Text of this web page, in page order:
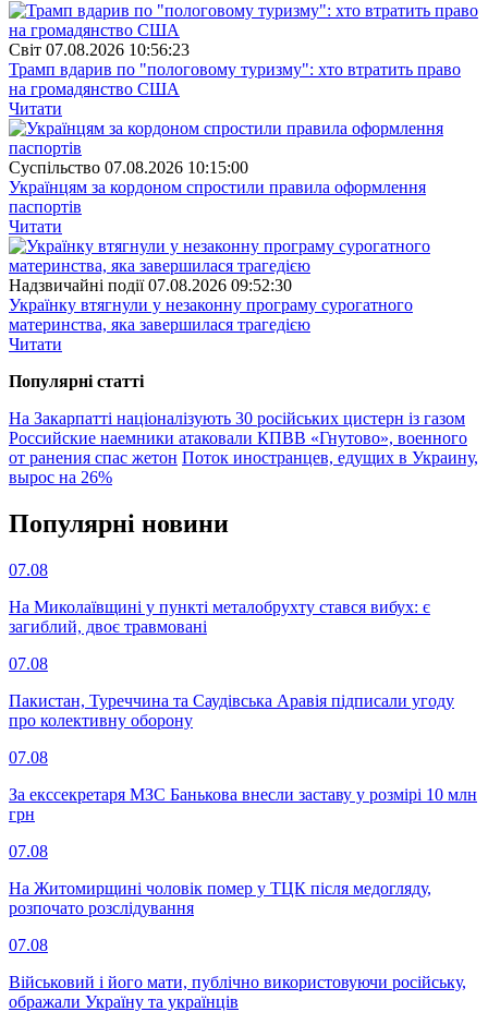
Свiт 07.08.2026 10:56:23
Трамп вдарив по "пологовому туризму": хто втратить право
на громадянство США
Читати
Суспiльство 07.08.2026 10:15:00
Українцям за кордоном спростили правила оформлення
паспортів
Читати
Надзвичайні події 07.08.2026 09:52:30
Українку втягнули у незаконну програму сурогатного
материнства, яка завершилася трагедією
Читати
Популярнi статтi
На Закарпатті націоналізують 30 російських цистерн із газом
Российские наемники атаковали КПВВ «Гнутово», военного
от ранения спас жетон Поток иностранцев, едущих в Украину,
вырос на 26%
Популярнi новини
07.08
На Миколаївщині у пункті металобрухту стався вибух: є
загиблий, двоє травмовані
07.08
Пакистан, Туреччина та Саудівська Аравія підписали угоду
про колективну оборону
07.08
За екссекретаря МЗС Банькова внесли заставу у розмірі 10 млн
грн
07.08
На Житомирщині чоловік помер у ТЦК після медогляду,
розпочато розслідування
07.08
Військовий і його мати, публічно використовуючи російську,
ображали Україну та українців